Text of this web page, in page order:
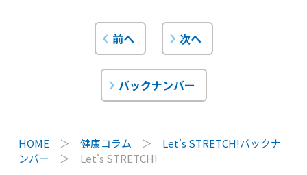
前へ 次へ
バックナンバー
HOME ＞ 健康コラム ＞ Let's STRETCH!バックナ
ンバー ＞ Let's STRETCH!